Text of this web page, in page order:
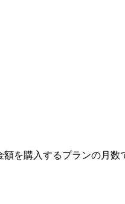
を購入するプランの月数